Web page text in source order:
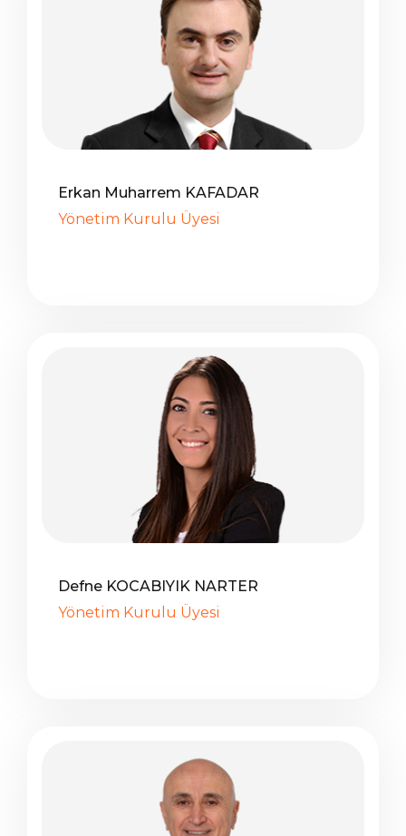
Erkan Muharrem KAFADAR
Yönetim Kurulu Üyesi
Defne KOCABIYIK NARTER
Yönetim Kurulu Üyesi